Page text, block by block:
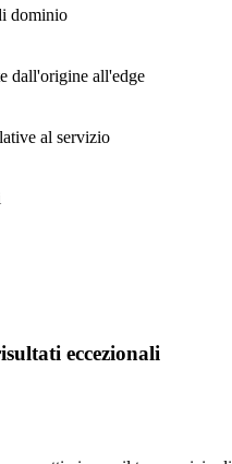
dominio
dall'origine all'edge
al servizio
eccezionali